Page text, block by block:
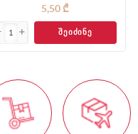
5,50 ₾
ᲨᲔᲘᲫᲘᲜᲔ